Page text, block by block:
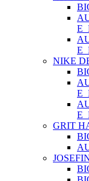
NIKE
GRIT